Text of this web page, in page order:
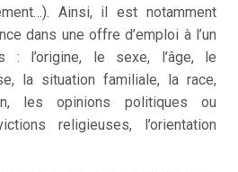
Ainsi, il est notamment
dans une offre d’emploi à l’un
: l’origine, le sexe, l’âge, le
la situation familiale, la race,
les opinions politiques ou
religieuses, l’orientation